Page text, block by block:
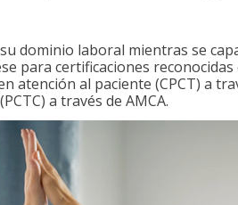
dominio laboral mientras se
para certificaciones
atención al paciente (CPCT) a
a través de AMCA.